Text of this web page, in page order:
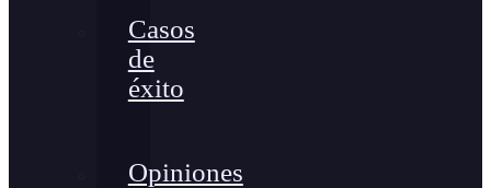
Casos
de
éxito
Opiniones